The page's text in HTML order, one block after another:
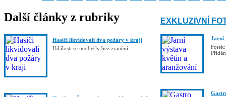
Další články z rubriky
Hasiči likvidovali dva požáry v kraji
Události se neobešly bez zranění
EXKLUZIVNÍ
Jarní